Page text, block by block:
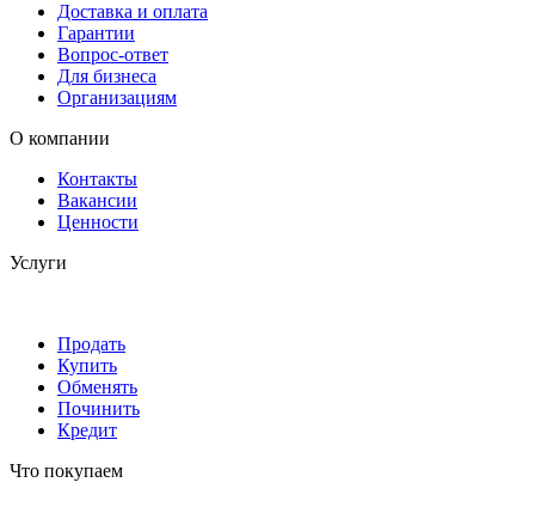
Доставка и оплата
Гарантии
Вопрос-ответ
Для бизнеса
Организациям
О компании
Контакты
Вакансии
Ценности
Услуги
Продать
Купить
Обменять
Починить
Кредит
Что покупаем